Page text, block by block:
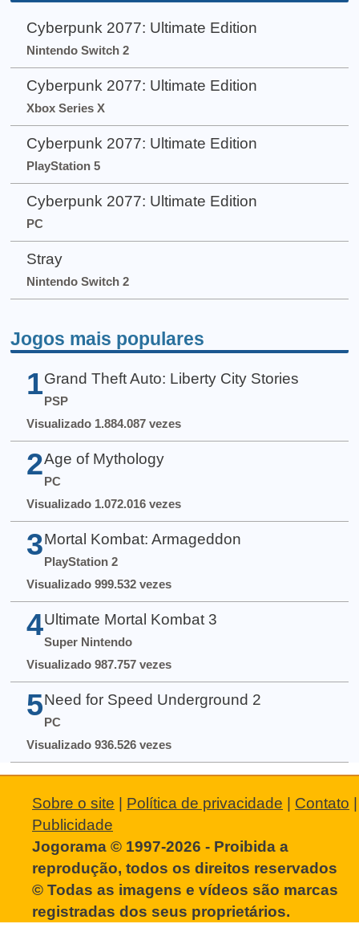
Cyberpunk 2077: Ultimate Edition
Nintendo Switch 2
Cyberpunk 2077: Ultimate Edition
Xbox Series X
Cyberpunk 2077: Ultimate Edition
PlayStation 5
Cyberpunk 2077: Ultimate Edition
PC
Stray
Nintendo Switch 2
Jogos mais populares
1 Grand Theft Auto: Liberty City Stories
PSP
Visualizado 1.884.087 vezes
2 Age of Mythology
PC
Visualizado 1.072.016 vezes
3 Mortal Kombat: Armageddon
PlayStation 2
Visualizado 999.532 vezes
4 Ultimate Mortal Kombat 3
Super Nintendo
Visualizado 987.757 vezes
5 Need for Speed Underground 2
PC
Visualizado 936.526 vezes
Sobre o site | Política de privacidade | Contato |
Publicidade
Jogorama © 1997-2026 - Proibida a
reprodução, todos os direitos reservados
© Todas as imagens e vídeos são marcas
registradas dos seus proprietários.